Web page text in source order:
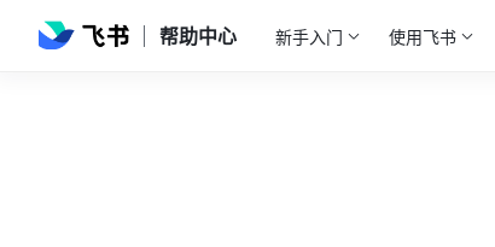
帮助中心 新手入门 使用飞书